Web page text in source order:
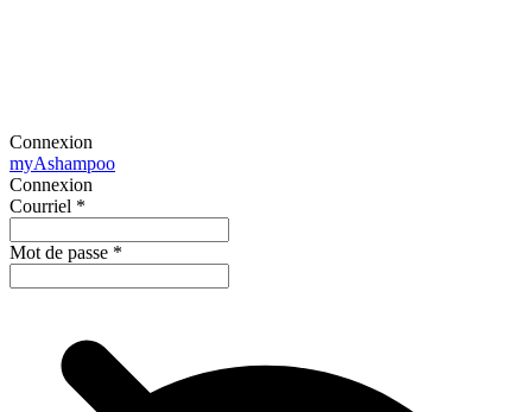
Connexion
myAshampoo
Connexion
Courriel *
Mot de passe *